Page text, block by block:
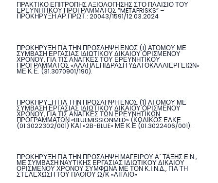
ΠΡΑΚΤΙΚΟ ΕΠΙΤΡΟΠΗΣ ΑΞΙΟΛΟΓΗΣΗΣ ΣΤΟ ΠΛΑΙΣΙΟ ΤΟΥ
ΕΡΕΥΝΗΤΙΚΟΥ ΠΡΟΓΡΑΜΜΑΤΟΣ ”METAFRISKS” –
ΠΡΟΚΗΡΥΞΗ ΑΡ.ΠΡΩΤ.: 20043/1591/12.03.2024
ΠΡΟΚΗΡΥΞΗ ΓΙΑ ΤΗΝ ΠΡΟΣΛΗΨΗ ΕΝΟΣ (1) ΑΤΟΜΟΥ ΜΕ
ΣΥΜΒΑΣΗ ΕΡΓΑΣΙΑΣ ΙΔΙΩΤΙΚΟΥ ΔΙΚΑΙΟΥ ΟΡΙΣΜΕΝΟΥ
ΧΡΟΝΟΥ, ΓΙΑ ΤΙΣ ΑΝΑΓΚΕΣ ΤΟΥ ΕΡΕΥΝΗΤΙΚΟΥ
ΠΡΟΓΡΑΜΜΑΤΟΣ «ΑΛΛΗΛΕΠΙΔΡΑΣΗ ΥΔΑΤΟΚΑΛΛΙΕΡΓΕΙΩΝ»
ΜΕ Κ.Ε. (31.3070901/190).
ΠΡΟΚΗΡΥΞΗ ΓΙΑ ΤΗΝ ΠΡΟΣΛΗΨΗ ΕΝΟΣ (1) ΑΤΟΜΟΥ ΜΕ
ΣΥΜΒΑΣΗ ΕΡΓΑΣΙΑΣ ΙΔΙΩΤΙΚΟΥ ΔΙΚΑΙΟΥ ΟΡΙΣΜΕΝΟΥ
ΧΡΟΝΟΥ, ΓΙΑ ΤΙΣ ΑΝΑΓΚΕΣ ΤΩΝ ΕΡΕΥΝΗΤΙΚΩΝ
ΠΡΟΓΡΑΜΜΑΤΩΝ «BLUEMISSIONMED» (ΚΩΔΙΚΟΣ ΕΛΚΕ
(01.3022302/001) ΚΑΙ «2B-BLUE» ΜΕ Κ.Ε (01.3022406/001).
ΠΡΟΚΗΡΥΞΗ ΓΙΑ ΤΗΝ ΠΡΟΣΛΗΨΗ ΜΑΓΕΙΡΟΥ Α΄ ΤΑΞΗΣ Ε.Ν.,
ΜΕ ΣΥΜΒΑΣΗ ΝΑΥΤΙΚΗΣ ΕΡΓΑΣΙΑΣ ΙΔΙΩΤΙΚΟΥ ΔΙΚΑΙΟΥ
ΟΡΙΣΜΕΝΟΥ ΧΡΟΝΟΥ ΣΥΜΦΩΝΑ ΜΕ ΤΟΝ Κ.Ι.Ν.Δ., ΓΙΑ ΤΗ
ΣΤΕΛΕΧΩΣΗ ΤΟΥ ΠΛΟΙΟΥ Ω/Κ «ΑΙΓΑΙΟ»